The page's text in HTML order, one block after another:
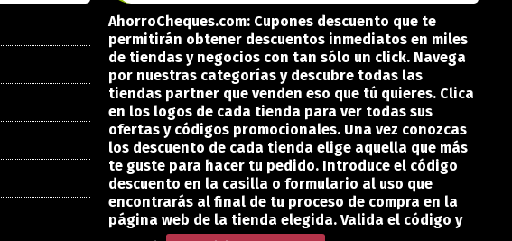
AhorroCheques.com: Cupones descuento que te
permitirán obtener descuentos inmediatos en miles
de tiendas y negocios con tan sólo un click. Navega
por nuestras categorías y descubre todas las
tiendas partner que venden eso que tú quieres. Clica
en los logos de cada tienda para ver todas sus
ofertas y códigos promocionales. Una vez conozcas
los descuento de cada tienda elige aquella que más
te guste para hacer tu pedido. Introduce el código
descuento en la casilla o formulario al uso que
encontrarás al final de tu proceso de compra en la
página web de la tienda elegida. Valida el código y